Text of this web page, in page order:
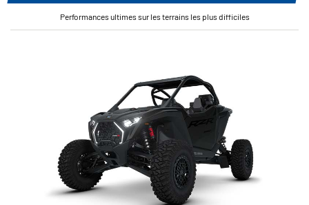
Performances ultimes sur les terrains les plus difficiles